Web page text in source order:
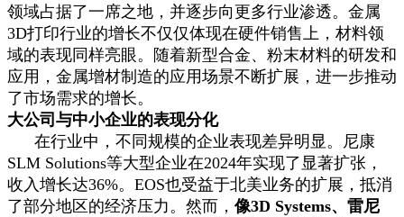
领域占据了一席之地，并逐步向更多行业渗透。金属
3D打印行业的增长不仅仅体现在硬件销售上，材料领
域的表现同样亮眼。随着新型合金、粉末材料的研发和
应用，金属增材制造的应用场景不断扩展，进一步推动
了市场需求的增长。
大公司与中小企业的表现分化
在行业中，不同规模的企业表现差异明显。尼康
SLM Solutions等大型企业在2024年实现了显著扩张，
收入增长达36%。EOS也受益于北美业务的扩展，抵消
了部分地区的经济压力。然而， 像3D Systems、雷尼